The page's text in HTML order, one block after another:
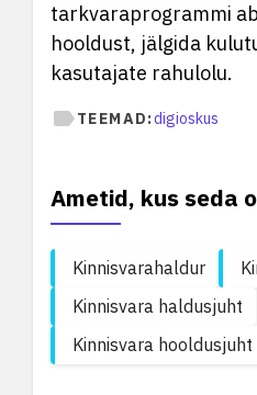
tarkvaraprogrammi
hooldust, jälgida
kasutajate rahulolu.
TEEMAD:digioskus
Ametid, kus seda
Kinnisvarahaldur
Kinnisvara haldusjuht
Kinnisvara hooldusjuht